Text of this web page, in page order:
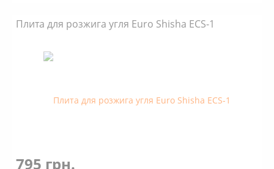
Плита для розжига угля Euro Shisha ECS-1
795 грн.